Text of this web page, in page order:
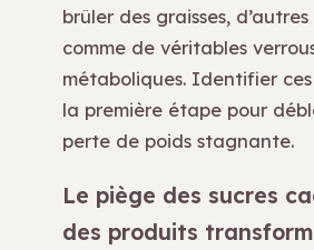
brûler des graisses,
comme de véritables
métaboliques. Identifier
la première étape pour
perte de poids stagnante.
Le piège des sucres
des produits